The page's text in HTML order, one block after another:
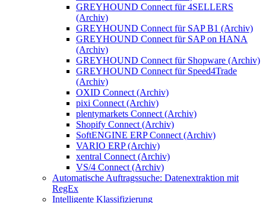
GREYHOUND Connect für 4SELLERS
(Archiv)
GREYHOUND Connect für SAP B1 (Archiv)
GREYHOUND Connect für SAP on HANA
(Archiv)
GREYHOUND Connect für Shopware (Archiv)
GREYHOUND Connect für Speed4Trade
(Archiv)
OXID Connect (Archiv)
pixi Connect (Archiv)
plentymarkets Connect (Archiv)
Shopify Connect (Archiv)
SoftENGINE ERP Connect (Archiv)
VARIO ERP (Archiv)
xentral Connect (Archiv)
VS/4 Connect (Archiv)
Automatische Auftragssuche: Datenextraktion mit
RegEx
Intelligente Klassifizierung